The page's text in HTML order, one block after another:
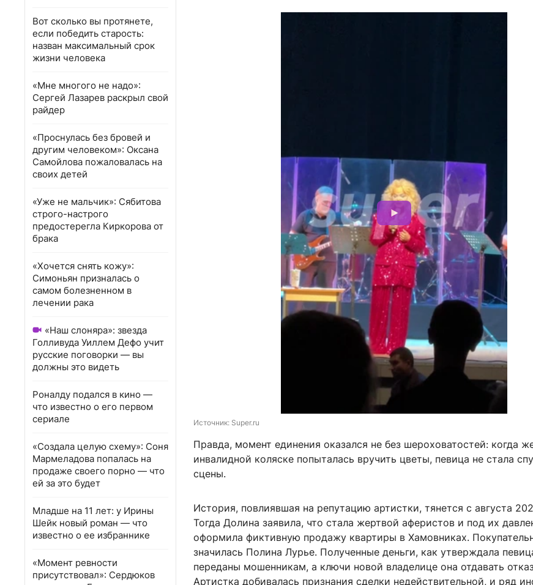
Вот сколько вы протянете,
если победить старость:
назван максимальный срок
жизни человека
«Мне многого не надо»:
Сергей Лазарев раскрыл свой
райдер
«Проснулась без бровей и
другим человеком»: Оксана
Самойлова пожаловалась на
своих детей
«Уже не мальчик»: Сябитова
строго-настрого
предостерегла Киркорова от
брака
«Хочется снять кожу»:
Симоньян призналась о
самом болезненном в
лечении рака
«Наш слоняра»: звезда
Голливуда Уиллем Дефо учит
русские поговорки — вы
должны это видеть
Роналду подался в кино —
что известно о его первом
сериале
«Создала целую схему»: Соня
Мармеладова попалась на
продаже своего порно — что
ей за это будет
Младше на 11 лет: у Ирины
Шейк новый роман — что
известно о ее избраннике
«Момент ревности
присутствовал»: Сердюков
Источник: Super.ru
Правда, момент единения оказался не без шероховатостей: когда
инвалидной коляске попыталась вручить цветы, певица не стала
сцены.
История, повлиявшая на репутацию артистки, тянется с августа
Тогда Долина заявила, что стала жертвой аферистов и под их
оформила фиктивную продажу квартиры в Хамовниках.
значилась Полина Лурье. Полученные деньги, как утверждала
переданы мошенникам, а ключи новой владелице она отдавать
Артистка добивалась признания сделки недействительной, и ряд